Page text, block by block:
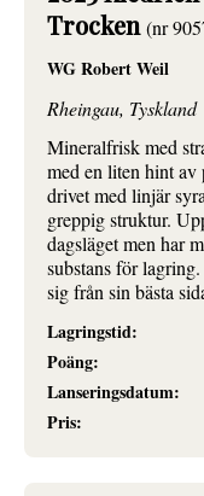
Trocken(nr
WG Robert Weil
Rheingau, Tyskland
Mineralfrisk med
med en liten hint av
drivet med linjär
greppig struktur.
dagsläget men har
substans för
sig från sin bästa
Lagringstid:
Poäng:
Lanseringsdatum:
Pris: